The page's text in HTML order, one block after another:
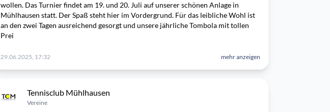
wollen. Das Turnier findet am 19. und 20. Juli auf unserer schönen Anlage in
Mühlhausen statt. Der Spaß steht hier im Vordergrund. Für das leibliche Wohl ist
an den zwei Tagen ausreichend gesorgt und unsere jährliche Tombola mit tollen
Prei
29.06.2025, 17:32 mehr anzeigen
Tennisclub Mühlhausen
Vereine